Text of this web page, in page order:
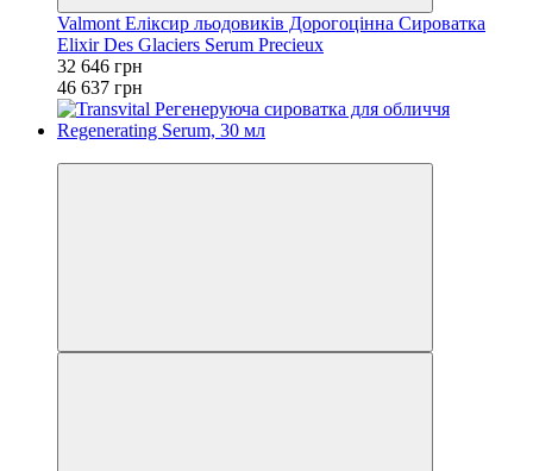
Valmont Еліксир льодовиків Дорогоцінна Сироватка
Elixir Des Glaciers Serum Precieux
32 646 грн
46 637 грн